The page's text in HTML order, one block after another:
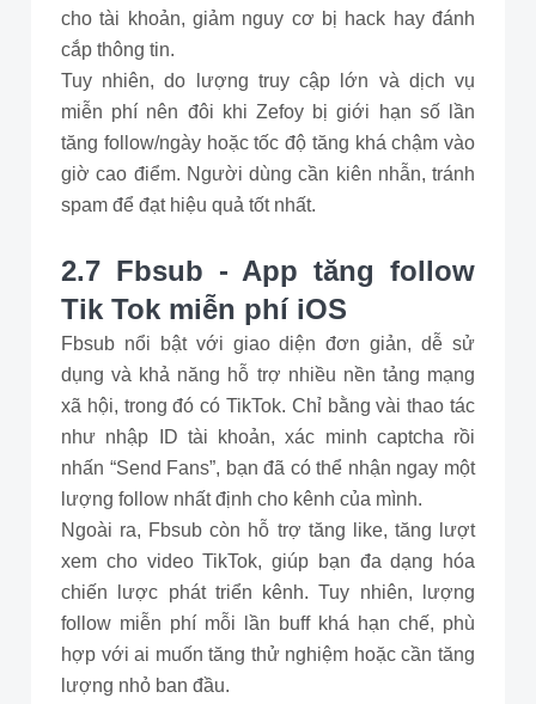
cho tài khoản, giảm nguy cơ bị hack hay đánh
cắp thông tin.
Tuy nhiên, do lượng truy cập lớn và dịch vụ
miễn phí nên đôi khi Zefoy bị giới hạn số lần
tăng follow/ngày hoặc tốc độ tăng khá chậm vào
giờ cao điểm. Người dùng cần kiên nhẫn, tránh
spam để đạt hiệu quả tốt nhất.
2.7 Fbsub - App tăng follow
Tik Tok miễn phí iOS
Fbsub nổi bật với giao diện đơn giản, dễ sử
dụng và khả năng hỗ trợ nhiều nền tảng mạng
xã hội, trong đó có TikTok. Chỉ bằng vài thao tác
như nhập ID tài khoản, xác minh captcha rồi
nhấn “Send Fans”, bạn đã có thể nhận ngay một
lượng follow nhất định cho kênh của mình.
Ngoài ra, Fbsub còn hỗ trợ tăng like, tăng lượt
xem cho video TikTok, giúp bạn đa dạng hóa
chiến lược phát triển kênh. Tuy nhiên, lượng
follow miễn phí mỗi lần buff khá hạn chế, phù
hợp với ai muốn tăng thử nghiệm hoặc cần tăng
lượng nhỏ ban đầu.